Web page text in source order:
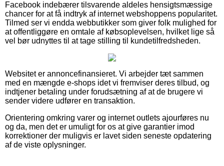
Facebook indebærer tilsvarende aldeles hensigtsmæssige
chancer for at få indtryk af internet webshoppens popularitet.
Tilmed ser vi endda webbutikker som giver folk mulighed for
at offentliggøre en omtale af købsoplevelsen, hvilket lige så
vel bør udnyttes til at tage stilling til kundetilfredsheden.
Websitet er annoncefinansieret. Vi arbejder tæt sammen
med en mængde e-shops idet vi fremviser deres tilbud, og
indtjener betaling under forudsætning af at de brugere vi
sender videre udfører en transaktion.
Orientering omkring varer og internet outlets ajourføres nu
og da, men det er umuligt for os at give garantier imod
korrektioner der muligvis er lavet siden seneste opdatering
af de viste oplysninger.